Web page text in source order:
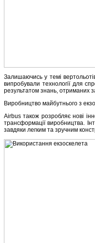
Залишаючись у темі
випробували технології для
результатом знань, отриманих
Виробництво майбутнього з
Airbus також розробляє нові
трансформації виробництва.
завдяки легким та зручним